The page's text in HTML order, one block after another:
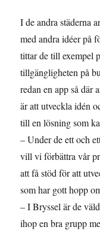
I de andra städerna
med andra idéer på
tittar de till exempel
tillgängligheten på
redan en app så där
är att utveckla idén
till en lösning som
– Under de ett och
vill vi förbättra vår
att få stöd för att
som har gott hopp
– I Bryssel är de
ihop en bra grupp